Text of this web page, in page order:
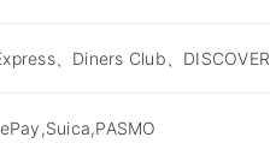
、Diners Club、DISCOVER